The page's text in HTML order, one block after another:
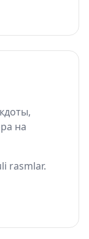
на
rasmlar.